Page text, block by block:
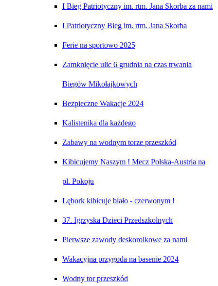
I Bieg Patriotyczny im. rtm. Jana Skorba za nami
I Patriotyczny Bieg im. rtm. Jana Skorba
Ferie na sportowo 2025
Zamknięcie ulic 6 grudnia na czas trwania
Biegów Mikołajkowych
Bezpieczne Wakacje 2024
Kalistenika dla każdego
Zabawy na wodnym torze przeszkód
Kibicujemy Naszym ! Mecz Polska-Austria na
pl. Pokoju
Lębork kibicuje biało - czerwonym !
37. Igrzyska Dzieci Przedszkolnych
Pierwsze zawody deskorolkowe za nami
Wakacyjna przygoda na basenie 2024
Wodny tor przeszkód